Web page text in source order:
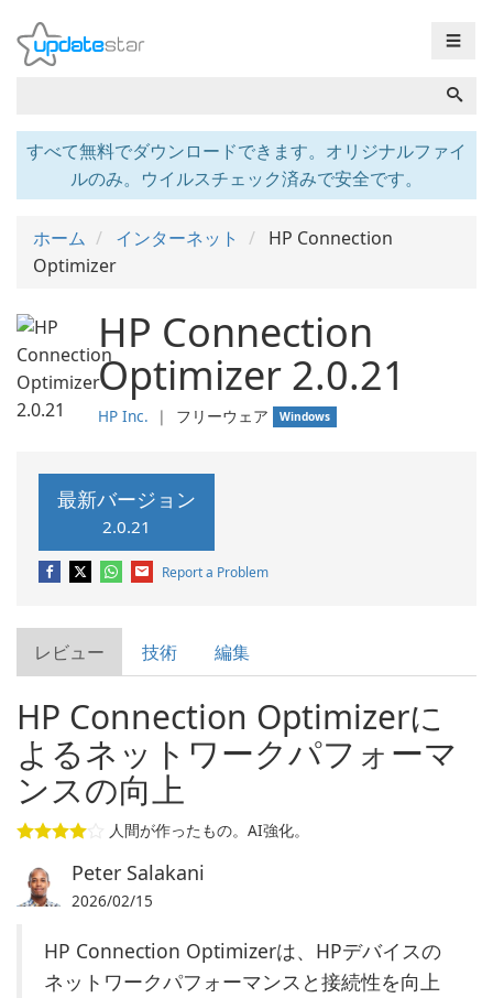
☰
すべて無料でダウンロードできます。オリジナルファイ
ルのみ。ウイルスチェック済みで安全です。
ホーム インターネット
HP Connection
Optimizer
HP Connection
Optimizer 2.0.21
HP Inc. ❘ フリーウェア Windows
最新バージョン
2.0.21
Report a Problem
レビュー 技術 編集
HP Connection Optimizerに
よるネットワークパフォーマ
ンスの向上
人間が作ったもの。AI強化。
Peter Salakani
2026/02/15
HP Connection Optimizerは、HPデバイスの
ネットワークパフォーマンスと接続性を向上